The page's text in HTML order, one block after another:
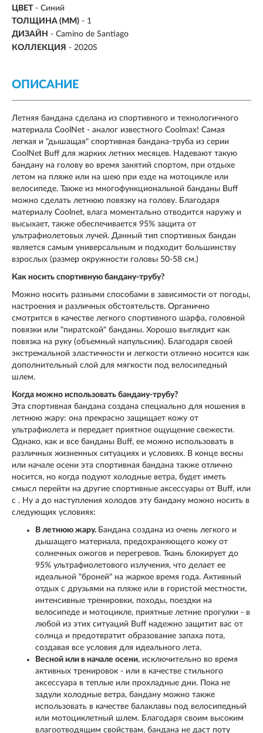
ЦВЕТ - Синий
ТОЛЩИНА (ММ) - 1
ДИЗАЙН - Camino de Santiago
КОЛЛЕКЦИЯ - 2020S
ОПИСАНИЕ
Летняя бандана сделана из спортивного и технологичного
материала CoolNet - аналог известного Coolmax! Самая
легкая и "дышащая" спортивная бандана-труба из серии
CoolNet Buff для жарких летних месяцев. Надевают такую
бандану на голову во время занятий спортом, при отдыхе
летом на пляже или на шею при езде на мотоцикле или
велосипеде. Также из многофункциональной банданы Buff
можно сделать летнюю повязку на голову. Благодаря
материалу Coolnet, влага моментально отводится наружу и
высыхает, также обеспечивается 95% защита от
ультрафиолетовых лучей. Данный тип спортивных бандан
является самым универсальным и подходит большинству
взрослых (размер окружности головы 50-58 см.)
Как носить спортивную бандану-трубу?
Можно носить разными способами в зависимости от погоды,
настроения и различных обстоятельств. Органично
смотрится в качестве легкого спортивного шарфа, головной
повязки или "пиратской" банданы. Хорошо выглядит как
повязка на руку (объемный напульсник). Благодаря своей
экстремальной эластичности и легкости отлично носится как
дополнительный слой для мягкости под велосипедный
шлем.
Когда можно использовать бандану-трубу?
Эта спортивная бандана создана специально для ношения в
летнюю жару: она прекрасно защищает кожу от
ультрафиолета и передает приятное ощущение свежести.
Однако, как и все банданы Buff, ее можно использовать в
различных жизненных ситуациях и условиях. В конце весны
или начале осени эта спортивная бандана также отлично
носится, но когда подуют холодные ветра, будет иметь
смысл перейти на другие спортивные аксессуары от Buff, или
с . Ну а до наступления холодов эту бандану можно носить в
следующих условиях:
В летнюю жару. Бандана создана из очень легкого и
дышащего материала, предохраняющего кожу от
солнечных ожогов и перегревов. Ткань блокирует до
95% ультрафиолетового излучения, что делает ее
идеальной "броней" на жаркое время года. Активный
отдых с друзьями на пляже или в гористой местности,
интенсивные тренировки, походы, поездки на
велосипеде и мотоцикле, приятные летние прогулки - в
любой из этих ситуаций Buff надежно защитит вас от
солнца и предотвратит образование запаха пота,
создавая все условия для идеального лета.
Весной или в начале осени, исключительно во время
активных тренировок - или в качестве стильного
аксессуара в теплые или прохладные дни. Пока не
задули холодные ветра, бандану можно также
использовать в качестве балаклавы под велосипедный
или мотоциклетный шлем. Благодаря своим высоким
влагоотводящим свойствам, бандана не даст поту